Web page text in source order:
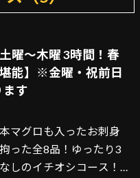
曜～木曜 3時間！春
能】※金曜・祝前日
ます
マグロも入ったお刺身
った全8品！ゆったり3
しのイチオシコース！